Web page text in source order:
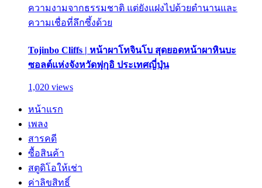
ความงามจากธรรมชาติ แต่ยังแฝงไปด้วยตำนานและ
ความเชื่อที่ลึกซึ้งด้วย
Tojinbo Cliffs | หน้าผาโทจินโบ สุดยอดหน้าผาหินบะ
ซอลต์แห่งจังหวัดฟุกุอิ ประเทศญี่ปุ่น
1,020 views
หน้าแรก
เพลง
สารคดี
ซื้อสินค้า
สตูดิโอให้เช่า
ค่าลิขสิทธิ์